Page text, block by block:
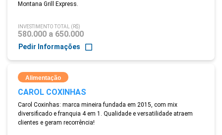
Montana Grill Express.
INVESTIMENTO TOTAL (R$)
580.000 a 650.000
Pedir Informações
Alimentação
CAROL COXINHAS
Carol Coxinhas: marca mineira fundada em 2015, com mix
diversificado e franquia 4 em 1. Qualidade e versatilidade atraem
clientes e geram recorrência!